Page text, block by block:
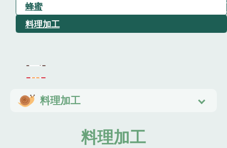
蜂蜜
料理加工
料理加工
料理加工